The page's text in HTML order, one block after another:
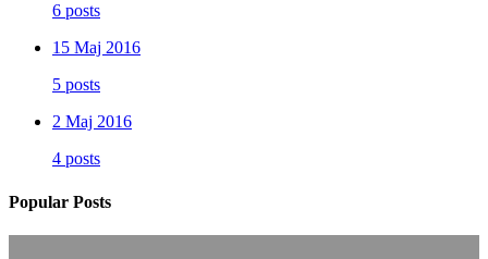
6 posts
15 Maj 2016
5 posts
2 Maj 2016
4 posts
Popular Posts